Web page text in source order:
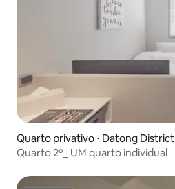
Quarto privativo ⋅ Datong District
Quarto 2º_ UM quarto individual